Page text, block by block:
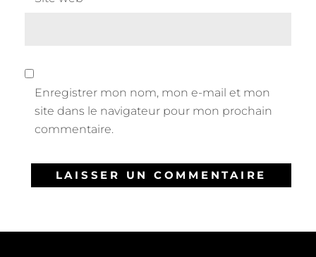
Enregistrer mon nom, mon e-mail et mon
site dans le navigateur pour mon prochain
commentaire.